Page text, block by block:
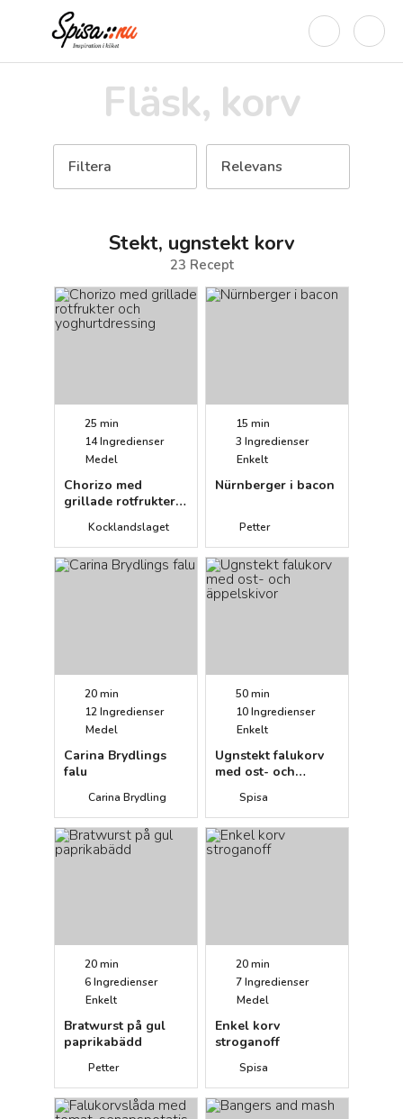
Fläsk, korv
Filtera Relevans
Stekt, ugnstekt korv
23 Recept
25 min
14Ingredienser
Medel
Chorizo med
grillade rotfrukter
yoghurtdressing
Kocklandslaget
15 min
3 Ingredienser
Enkelt
Nürnberger i bacon
Petter
20 min
12Ingredienser
Medel
Carina Brydlings
falu
Carina Brydling
50 min
10Ingredienser
Enkelt
Ugnstekt falukorv
med ost- och
Spisa
20 min
6Ingredienser
Enkelt
Bratwurst på gul
paprikabädd
Petter
20 min
7Ingredienser
Medel
Enkel korv
stroganoff
Spisa